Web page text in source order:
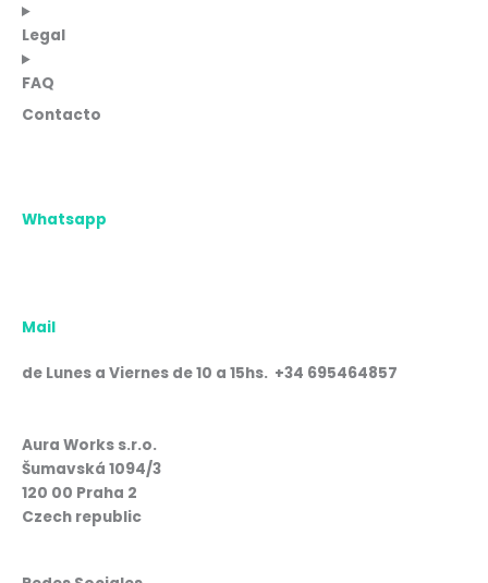
Legal
FAQ
Contacto
Whatsapp
Mail
de Lunes a Viernes de 10 a 15hs. +34 695464857
Aura Works s.r.o.
Šumavská 1094/3
120 00 Praha 2
Czech republic